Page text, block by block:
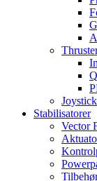
Stabilisatorer
Vector